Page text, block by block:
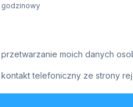
godzinowy
moich danych
telefoniczny ze strony